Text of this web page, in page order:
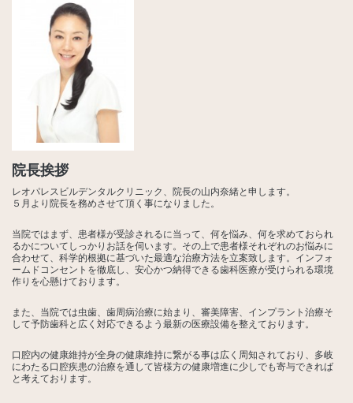
院長挨拶
レオパレスビルデンタルクリニック、院長の山内奈緒と申します。
５月より院長を務めさせて頂く事になりました。
当院ではまず、患者様が受診されるに当って、何を悩み、何を求めておられ
るかについてしっかりお話を伺います。その上で患者様それぞれのお悩みに
合わせて、科学的根拠に基づいた最適な治療方法を立案致します。インフォ
ームドコンセントを徹底し、安心かつ納得できる歯科医療が受けられる環境
作りを心懸けております。
また、当院では虫歯、歯周病治療に始まり、審美障害、インプラント治療そ
して予防歯科と広く対応できるよう最新の医療設備を整えております。
口腔内の健康維持が全身の健康維持に繋がる事は広く周知されており、多岐
にわたる口腔疾患の治療を通して皆様方の健康増進に少しでも寄与できれば
と考えております。